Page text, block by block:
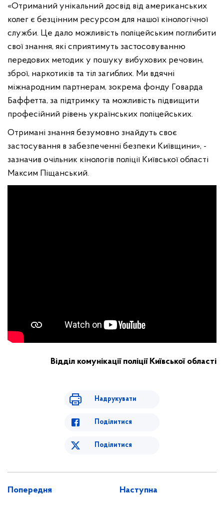
«Отриманий унікальний досвід від американських
колег є безцінним ресурсом для нашої кінологічної
служби. Це дало можливість поліцейським поглибити
свої знання, які сприятимуть застосовуванню
передових методик у пошуку вибухових речовин,
зброї, наркотиків та тіл загиблих. Ми вдячні
міжнародним партнерам, зокрема фонду Говарда
Баффетта, за підтримку та можливість підвищити
професійний рівень українських поліцейських.
Отримані знання безумовно знайдуть своє
застосування в забезпеченні безпеки Київщини», -
зазначив очільник кінологів поліції Київської області
Максим Піщанський.
Відділ комунікації поліції Київської області
Надрукувати
Поділитися
Поділитися
Попередня Наступна